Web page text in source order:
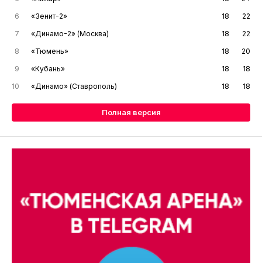
6
«Зенит-2» 18
22
7
«Динамо-2» (Москва) 18
22
8
«Тюмень» 18
20
9
«Кубань» 18
18
10
«Динамо» (Ставрополь) 18 18
Полная версия